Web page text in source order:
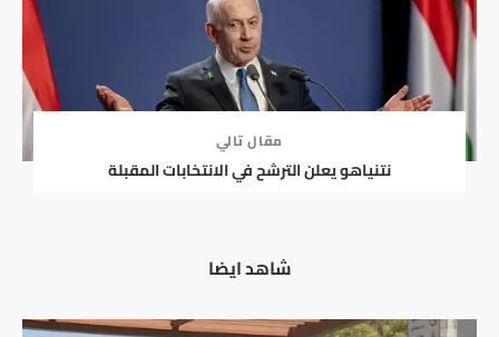
مقال تالي
نتنياهو يعلن الترشح في الانتخابات المقبلة
شاهد ايضا